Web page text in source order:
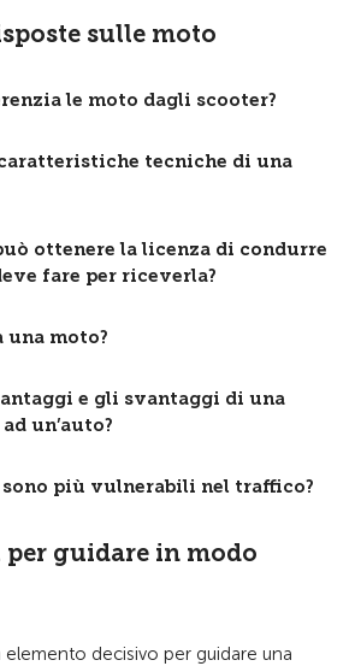
sulle moto
le moto dagli scooter?
tecniche di una
ottenere la licenza di condurre
fare per riceverla?
una moto?
e gli svantaggi di una
un’auto?
più vulnerabili nel traffico?
per guidare in modo
decisivo per guidare una